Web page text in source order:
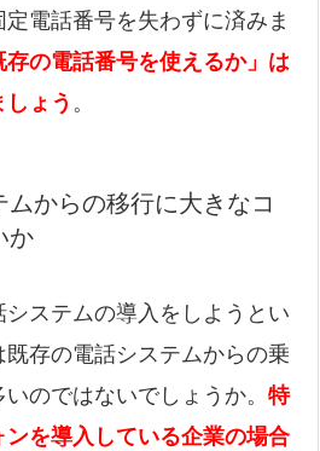
電話番号を失わずに済みま
の電話番号を使えるか」は
ょう 。
からの移行に大きなコ
か
ステムの導入をしようとい
既存の電話システムからの乗
のではないでしょうか。 特
を導入している企業の場合